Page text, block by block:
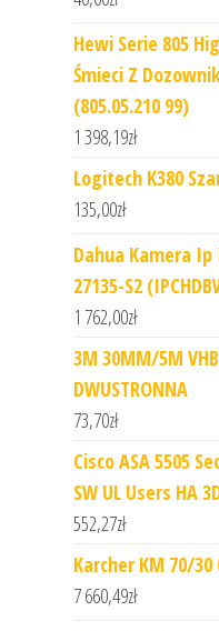
Hewi Serie 805
Śmieci Z
(805.05.210 99)
1 398,19zł
Logitech K380
135,00zł
Dahua Kamera Ip
27135-S2
1 762,00zł
3M 30MM/5M VHB
DWUSTRONNA
73,70zł
Cisco ASA 5505
SW UL Users HA
552,27zł
Karcher KM 70/30
7 660,49zł